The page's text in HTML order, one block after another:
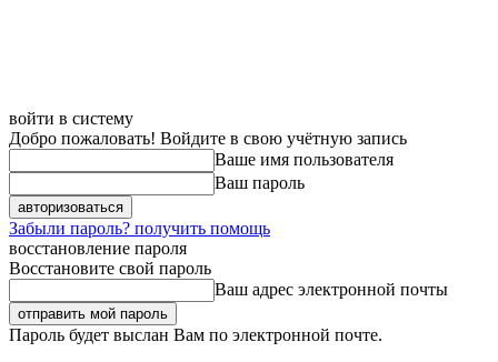
войти в систему
Добро пожаловать! Войдите в свою учётную запись
Ваше имя пользователя
Ваш пароль
Забыли пароль? получить помощь
восстановление пароля
Восстановите свой пароль
Ваш адрес электронной почты
Пароль будет выслан Вам по электронной почте.